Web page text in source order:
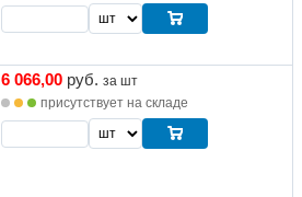
6 066,00 руб. за шт
присутствует на складе